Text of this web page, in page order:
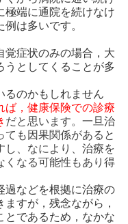
極端に通院を続けなけ
は多いです。
症状のみの場合，大
うとしてくることが多
のかもしれません
ば，健康保険での診療
だと思います。一旦治
も因果関係があると
し、なにより、治療を
くなる可能性もあり得
過などを根拠に治療の
すが，残念ながら，
とであるため，なかな